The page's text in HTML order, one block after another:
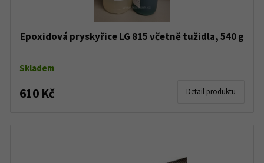
Epoxidová pryskyřice LG 815 včetně tužidla, 540 g
Skladem
610 Kč Detail produktu